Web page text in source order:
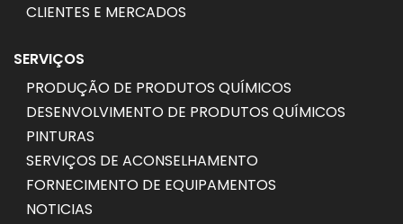
CLIENTES E MERCADOS
SERVIÇOS
PRODUÇÃO DE PRODUTOS QUÍMICOS
DESENVOLVIMENTO DE PRODUTOS QUÍMICOS
PINTURAS
SERVIÇOS DE ACONSELHAMENTO
FORNECIMENTO DE EQUIPAMENTOS
NOTICIAS